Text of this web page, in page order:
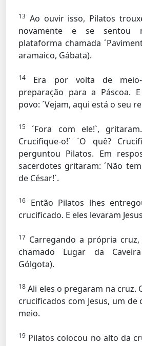
13 Ao ouvir isso, Pilatos
novamente e se sentou
plataforma chamada
aramaico, Gábata).
14
Era por volta de
preparação para a Páscoa.
povo: ´Vejam, aqui está o seu
15
´Fora com ele!`,
Crucifique-o!` ´O quê?
perguntou Pilatos. Em
sacerdotes gritaram: ´Não
de César!`.
16
Então Pilatos lhes
crucificado. E eles levaram
17 Carregando a própria cruz,
chamado Lugar da
Gólgota).
18 Ali eles o pregaram na cruz.
crucificados com Jesus, um de
meio.
19 Pilatos colocou no alto da